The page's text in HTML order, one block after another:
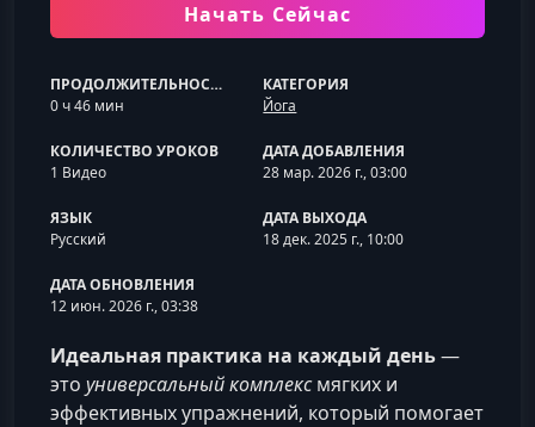
Начать Сейчас
ПРОДОЛЖИТЕЛЬНОСТЬ
0 ч 46 мин
КАТЕГОРИЯ
Йога
КОЛИЧЕСТВО УРОКОВ
1 Видео
ДАТА ДОБАВЛЕНИЯ
28 мар. 2026 г., 03:00
ЯЗЫК
Русский
ДАТА ВЫХОДА
18 дек. 2025 г., 10:00
ДАТА ОБНОВЛЕНИЯ
12 июн. 2026 г., 03:38
Идеальная практика на каждый день—
это универсальный комплексмягких и
эффективных упражнений, который помогает